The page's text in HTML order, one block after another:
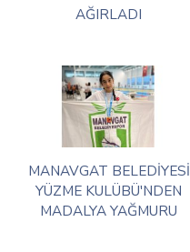
AĞIRLADI
MANAVGAT BELEDİYESİ
YÜZME KULÜBÜ'NDEN
MADALYA YAĞMURU